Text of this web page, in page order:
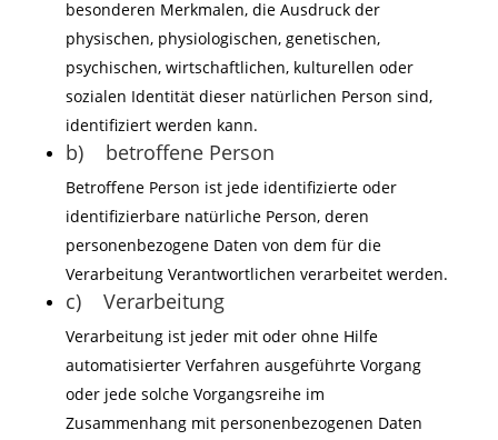
besonderen Merkmalen, die Ausdruck der
physischen, physiologischen, genetischen,
psychischen, wirtschaftlichen, kulturellen oder
sozialen Identität dieser natürlichen Person sind,
identifiziert werden kann.
b) betroffene Person
Betroffene Person ist jede identifizierte oder
identifizierbare natürliche Person, deren
personenbezogene Daten von dem für die
Verarbeitung Verantwortlichen verarbeitet werden.
c) Verarbeitung
Verarbeitung ist jeder mit oder ohne Hilfe
automatisierter Verfahren ausgeführte Vorgang
oder jede solche Vorgangsreihe im
Zusammenhang mit personenbezogenen Daten